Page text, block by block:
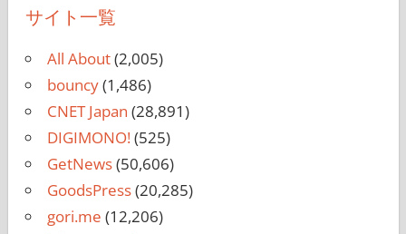
サイト一覧
All About(2,005)
bouncy(1,486)
CNET Japan (28,891)
DIGIMONO!(525)
GetNews(50,606)
GoodsPress(20,285)
gori.me (12,206)